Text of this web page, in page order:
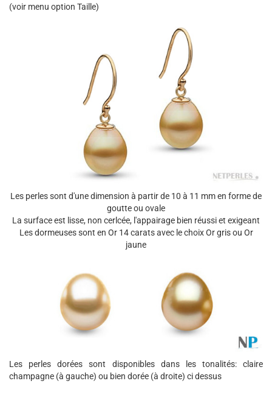
(voir menu option Taille)
Les perles sont d'une dimension à partir de 10 à 11 mm en forme de
goutte ou ovale
La surface est lisse, non cerlcée, l'appairage bien réussi et exigeant
Les dormeuses sont en Or 14 carats avec le choix Or gris ou Or
jaune
Les perles dorées sont disponibles dans les tonalités: claire
champagne (à gauche) ou bien dorée (à droite) ci dessus